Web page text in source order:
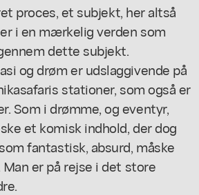
proces, et subjekt, her altså
i en mærkelig verden som
dette subjekt.
og drøm er udslaggivende på
stationer, som også er
Som i drømme, og eventyr,
et komisk indhold, der dog
fantastisk, absurd, måske
er på rejse i det store